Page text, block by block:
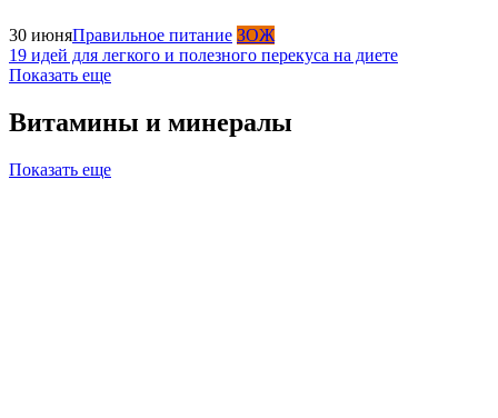
30 июняПравильное питание ЗОЖ
19 идей для легкого и полезного перекуса на диете
Показать еще
Витамины и минералы
Показать еще